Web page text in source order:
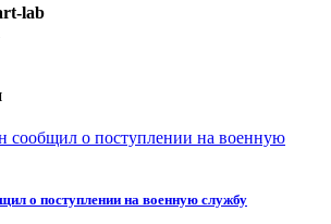
lab
о поступлении на военную службу